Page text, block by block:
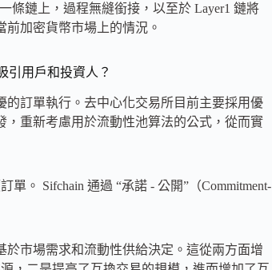
條鏈上，過程無縫銜接，以至於 Layer1 鏈將
加密貨幣市場上的情況。
引用戶和投資人？
的訂單執行。去中心化交易所目前主要採用優
，重新考慮用於流動性池算法的公式，從而實
。 Sifchain 通過 “承諾 - 公開”（Commitment-
於市場需求和流動性供給決定。這從兩方面增